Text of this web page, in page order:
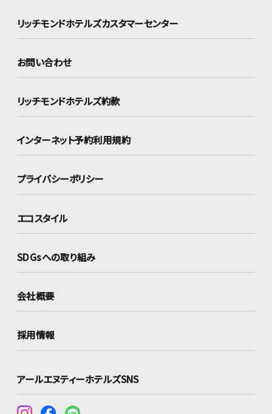
リッチモンドホテルズカスタマーセンター
お問い合わせ
リッチモンドホテルズ約款
インターネット予約利用規約
プライバシーポリシー
エコスタイル
SDGsへの取り組み
会社概要
採用情報
アールエヌティーホテルズSNS